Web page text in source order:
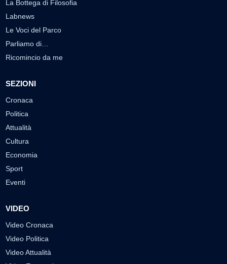
La Bottega di Filosofia
Labnews
Le Voci del Parco
Parliamo di…
Ricomincio da me
SEZIONI
Cronaca
Politica
Attualità
Cultura
Economia
Sport
Eventi
VIDEO
Video Cronaca
Video Politica
Video Attualità